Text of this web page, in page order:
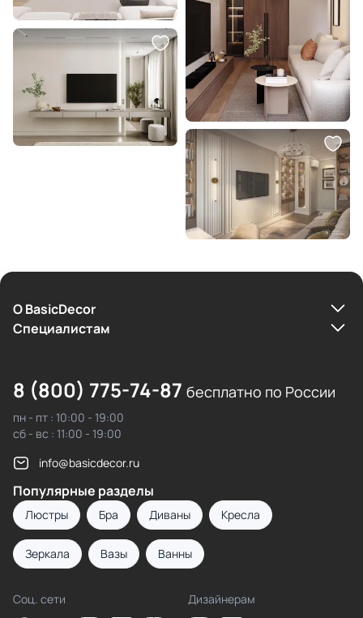
О BasicDecor
Cпециалистам
8 (800) 775-74-87 бесплатно по России
пн - пт : 10:00 - 19:00
сб - вс : 11:00 - 19:00
info@basicdecor.ru
Популярные разделы
Люстры Бра Диваны Кресла
Зеркала Вазы Ванны
Соц. сети Дизайнерам